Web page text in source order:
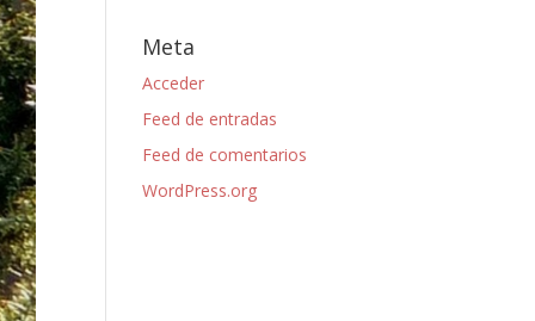
Meta
Acceder
Feed de entradas
Feed de comentarios
WordPress.org